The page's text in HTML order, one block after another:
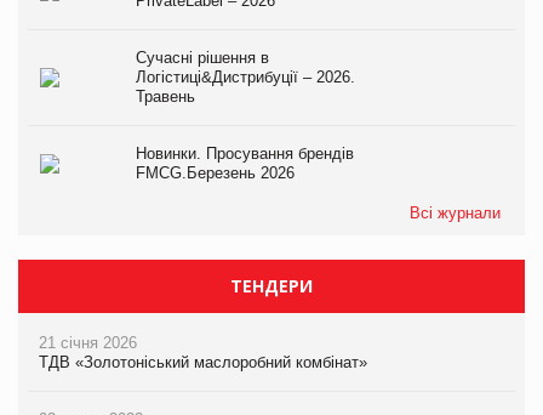
Сучасні рішення в
Логістиці&Дистрибуції – 2026.
Травень
Новинки. Просування брендів
FMCG.Березень 2026
Всі журнали
ТЕНДЕРИ
21 січня 2026
ТДВ «Золотоніський маслоробний комбінат»